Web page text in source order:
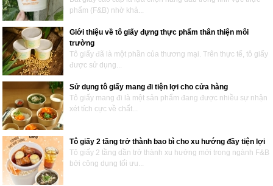
phẩm (F&B) nhờ khả...
Giới thiệu về tô giấy đựng thực phẩm thân thiện môi
trường
Tô giấy đã là một phần của thương mại. Trên thực tế, tô giấy
được sử dụng...
Sử dụng tô giấy mang đi tiện lợi cho cửa hàng
Tô giấy mang đi là một sản phẩm đang được nhiều sự nhận
xét tích cực về chất...
Tô giấy 2 tầng trở thành bao bì cho xu hướng đầy tiện lợi
Tô giấy 2 tầng dần trở thành xu hướng mới trong ngành F&B
bởi công dụng tối ưu...